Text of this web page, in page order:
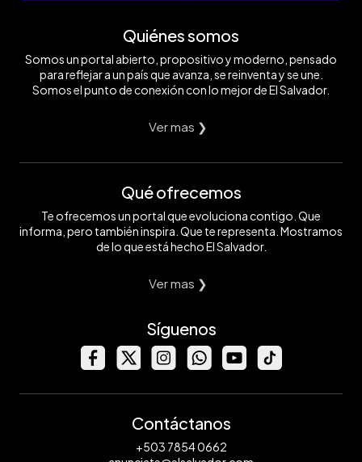
Quiénes somos
Somos un portal abierto, propositivo y moderno, pensado
para reflejar a un país que avanza, se reinventa y se une.
Somos el punto de conexión con lo mejor de El Salvador.
Ver mas ❯
Qué ofrecemos
Te ofrecemos un portal que evoluciona contigo. Que
informa, pero también inspira. Que te representa. Mostramos
de lo que está hecho El Salvador.
Ver mas ❯
Síguenos
Contáctanos
+503 7854 0662